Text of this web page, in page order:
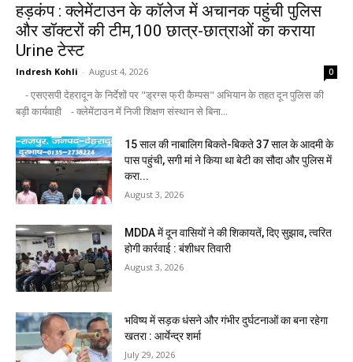
हड़कंप : क्लेमेंटाउन के कॉलेज में अचानक पहुंची पुलिस
और डॉक्टरों की टीम,100 छात्र-छात्राओं का कराया
Urine टेस्ट
Indresh Kohli - August 4, 2026 0
- एसएसपी देहरादून के निर्देशों पर "ड्रग्स फ्री कैम्पस" अभियान के तहत दून पुलिस की
बड़ी कार्यवाही - क्लेमेंटाउन में निजी शिक्षण संस्थान से बिना...
15 साल की नाबालिग बिकते-बिकते 37 साल के आदमी के
पास पहुंची, सगी मां ने किया था बेटी का सौदा और पुलिस में
करा...
August 3, 2026
MDDA में दून वासियों ने की शिकायतें, दिए सुझाव, त्वरित
होगी कार्रवाई : बंशीधर तिवारी
August 3, 2026
भविष्य में सड़क धंसने और गंभीर दुर्घटनाओं का बना रहेगा
खतरा : आर्येन्द्र शर्मा
July 29, 2026